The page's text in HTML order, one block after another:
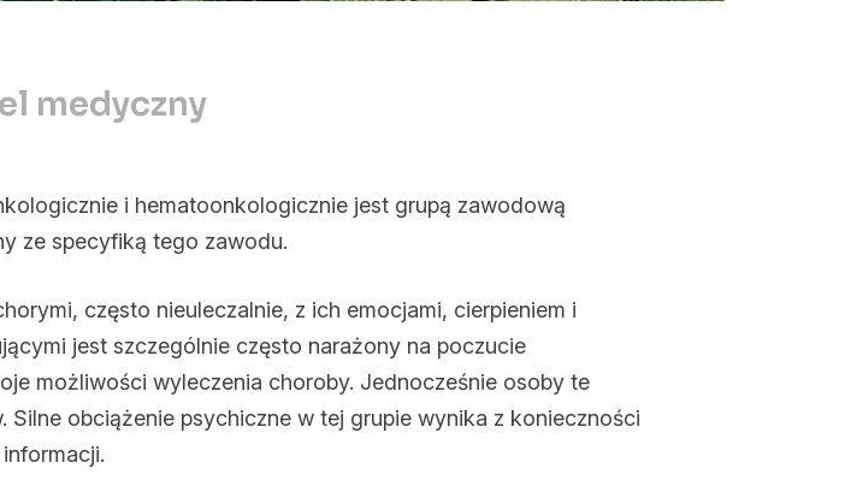
medyczny
medyczny
i hematoonkologicznie jest grupą zawodową
ze specyfiką tego zawodu.
często nieuleczalnie, z ich emocjami, cierpieniem i
jest szczególnie często narażony na poczucie
możliwości wyleczenia choroby. Jednocześnie osoby te
obciążenie psychiczne w tej grupie wynika z konieczności